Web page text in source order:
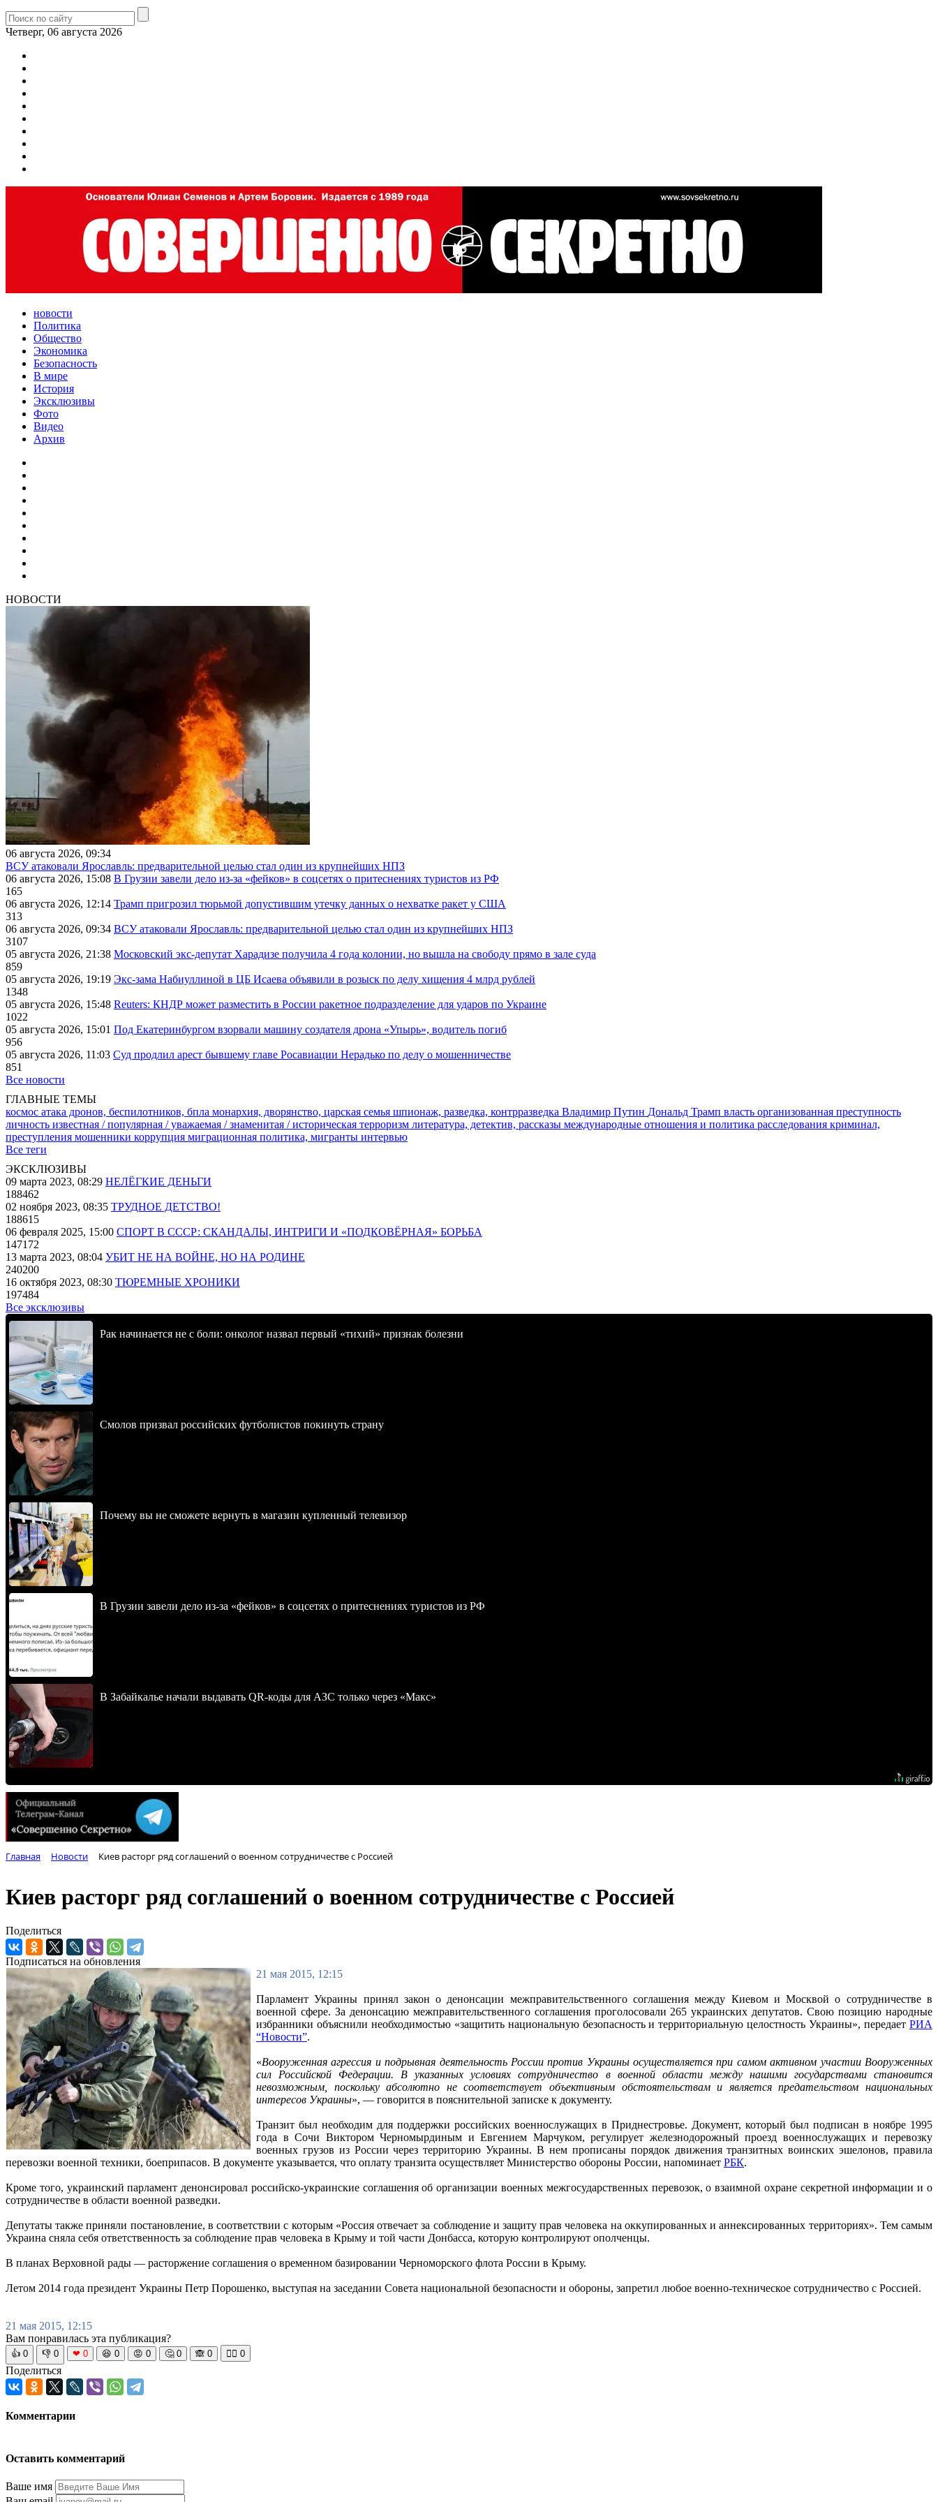
Четверг, 06 августа 2026
новости
Политика
Общество
Экономика
Безопасность
В мире
История
Эксклюзивы
Фото
Видео
Архив
НОВОСТИ
06 августа 2026, 09:34
ВСУ атаковали Ярославль: предварительной целью стал один из крупнейших НПЗ
06 августа 2026, 15:08 В Грузии завели дело из-за «фейков» в соцсетях о притеснениях туристов из РФ
165
06 августа 2026, 12:14 Трамп пригрозил тюрьмой допустившим утечку данных о нехватке ракет у США
313
06 августа 2026, 09:34 ВСУ атаковали Ярославль: предварительной целью стал один из крупнейших НПЗ
3107
05 августа 2026, 21:38 Московский экс-депутат Харадизе получила 4 года колонии, но вышла на свободу прямо в зале суда
859
05 августа 2026, 19:19 Экс-зама Набиуллиной в ЦБ Исаева объявили в розыск по делу хищения 4 млрд рублей
1348
05 августа 2026, 15:48 Reuters: КНДР может разместить в России ракетное подразделение для ударов по Украине
1022
05 августа 2026, 15:01 Под Екатеринбургом взорвали машину создателя дрона «Упырь», водитель погиб
956
05 августа 2026, 11:03 Суд продлил арест бывшему главе Росавиации Нерадько по делу о мошенничестве
851
Все новости
ГЛАВНЫЕ ТЕМЫ
космос атака дронов, беспилотников, бпла монархия, дворянство, царская семья шпионаж, разведка, контрразведка Владимир Путин Дональд Трамп власть организованная преступность
личность известная / популярная / уважаемая / знаменитая / историческая терроризм литература, детектив, рассказы международные отношения и политика расследования криминал,
преступления мошенники коррупция миграционная политика, мигранты интервью
Все теги
ЭКСКЛЮЗИВЫ
09 марта 2023, 08:29 НЕЛЁГКИЕ ДЕНЬГИ
188462
02 ноября 2023, 08:35 ТРУДНОЕ ДЕТСТВО!
188615
06 февраля 2025, 15:00 СПОРТ В СССР: СКАНДАЛЫ, ИНТРИГИ И «ПОДКОВЁРНАЯ» БОРЬБА
147172
13 марта 2023, 08:04 УБИТ НЕ НА ВОЙНЕ, НО НА РОДИНЕ
240200
16 октября 2023, 08:30 ТЮРЕМНЫЕ ХРОНИКИ
197484
Все эксклюзивы
Рак начинается не с боли: онколог назвал первый «тихий» признак болезни
Смолов призвал российских футболистов покинуть страну
Почему вы не сможете вернуть в магазин купленный телевизор
В Грузии завели дело из-за «фейков» в соцсетях о притеснениях туристов из РФ
В Забайкалье начали выдавать QR-коды для АЗС только через «Макс»
Главная Новости Киев расторг ряд соглашений о военном сотрудничестве с Россией
Киев расторг ряд соглашений о военном сотрудничестве с Россией
Поделиться
Подписаться на обновления
21 мая 2015, 12:15
Парламент Украины принял закон о денонсации межправительственного соглашения между Киевом и Москвой о сотрудничестве в
военной сфере. За денонсацию межправительственного соглашения проголосовали 265 украинских депутатов. Свою позицию народные
избранники объяснили необходимостью «защитить национальную безопасность и территориальную целостность Украины», передает РИА
“Новости”.
«Вооруженная агрессия и подрывная деятельность России против Украины осуществляется при самом активном участии Вооруженных
сил Российской Федерации. В указанных условиях сотрудничество в военной области между нашими государствами становится
невозможным, поскольку абсолютно не соответствует объективным обстоятельствам и является предательством национальных
интересов Украины», — говорится в пояснительной записке к документу.
Транзит был необходим для поддержки российских военнослужащих в Приднестровье. Документ, который был подписан в ноябре 1995
года в Сочи Виктором Черномырдиным и Евгением Марчуком, регулирует железнодорожный проезд военнослужащих и перевозку
военных грузов из России через территорию Украины. В нем прописаны порядок движения транзитных воинских эшелонов, правила
перевозки военной техники, боеприпасов. В документе указывается, что оплату транзита осуществляет Министерство обороны России, напоминает РБК.
Кроме того, украинский парламент денонсировал российско-украинские соглашения об организации военных межгосударственных перевозок, о взаимной охране секретной информации и о
сотрудничестве в области военной разведки.
Депутаты также приняли постановление, в соответствии с которым «Россия отвечает за соблюдение и защиту прав человека на оккупированных и аннексированных территориях». Тем самым
Украина сняла себя ответственность за соблюдение прав человека в Крыму и той части Донбасса, которую контролируют ополченцы.
В планах Верховной рады — расторжение соглашения о временном базировании Черноморского флота России в Крыму.
Летом 2014 года президент Украины Петр Порошенко, выступая на заседании Совета национальной безопасности и обороны, запретил любое военно-техническое сотрудничество с Россией.
21 мая 2015, 12:15
Вам понравилась эта публикация?
👍 0 👎 0 ❤ 0 😆 0 😡 0 🤔 0 🙈 0 🧘‍♀️ 0
Поделиться
Комментарии
Оставить комментарий
Ваше имя